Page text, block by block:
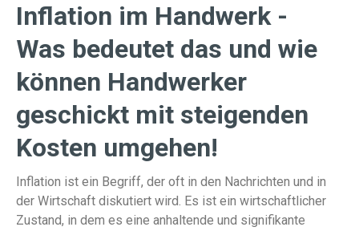
Inflation im Handwerk -
Was bedeutet das und wie
können Handwerker
geschickt mit steigenden
Kosten umgehen!
Inflation ist ein Begriff, der oft in den Nachrichten und in
der Wirtschaft diskutiert wird. Es ist ein wirtschaftlicher
Zustand, in dem es eine anhaltende und signifikante